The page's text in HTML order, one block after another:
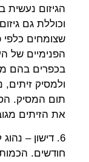
הגיזום נעשית
וכוללת גם
שצומחים כלפי
הפנימיים של
בכפרים בהם
ולמסיק
תום המסיק.
את הזיתים
חודשים.